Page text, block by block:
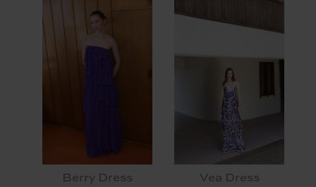
Berry Dress
Vea Dress